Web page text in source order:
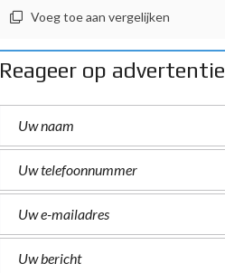
Voeg toe aan vergelijken
Reageer op advertentie